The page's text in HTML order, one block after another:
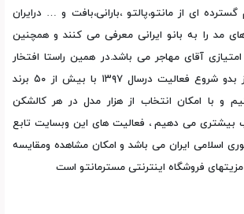
ای از مانتو،پالتو ،بارانی،بافت و … درایران
مد را به بانو ایرانی معرفی می کنند و همچنین
آقای مهاجر می باشد.در همین راستا افتخار
داریم تا اعلام کنیم از بدو شروع فعالیت درسال ۱۳۹۷ با بیش از ۵۰ برند
و با امکان انتخاب از هزار مدل در هر کالشکن
بیشتری می دهیم ، فعالیت های این وبسایت تابع
اسلامی ایران می باشد و امکان مشاهده ومقایسه
فروشگاه اینترنتی مسترمانتو است